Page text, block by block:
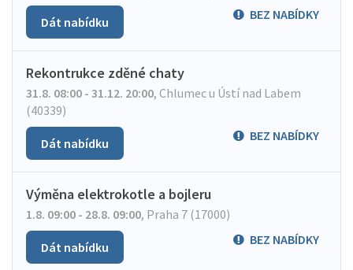
BEZ NABÍDKY
Dát nabídku
Rekontrukce zděné chaty
31.8. 08:00 - 31.12. 20:00, Chlumec u Ústí nad Labem
(40339)
BEZ NABÍDKY
Dát nabídku
Výměna elektrokotle a bojleru
1.8. 09:00 - 28.8. 09:00, Praha 7 (17000)
BEZ NABÍDKY
Dát nabídku